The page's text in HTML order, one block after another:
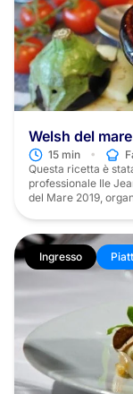
Welsh del mare
15 min •
Questa ricetta è
professionale Ile
del Mare 2019,
Ingresso